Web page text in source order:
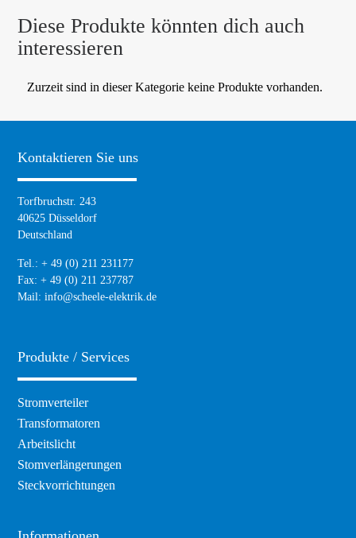
Diese Produkte könnten dich auch
interessieren
Zurzeit sind in dieser Kategorie keine Produkte vorhanden.
Kontaktieren Sie uns
Torfbruchstr. 243
40625 Düsseldorf
Deutschland
Tel.: + 49 (0) 211 231177
Fax: + 49 (0) 211 237787
Mail:info@scheele-elektrik.de
Produkte / Services
Navigation
überspringen
Stromverteiler
Transformatoren
Arbeitslicht
Stomverlängerungen
Steckvorrichtungen